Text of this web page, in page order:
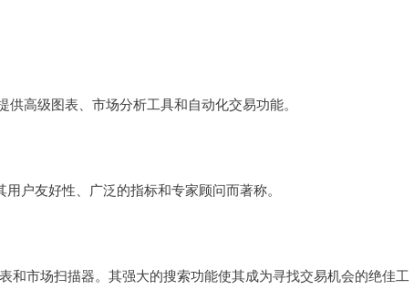
高级图表、市场分析工具和自动化交易功能。
户友好性、广泛的指标和专家顾问而著称。
和市场扫描器。其强大的搜索功能使其成为寻找交易机会的绝佳工